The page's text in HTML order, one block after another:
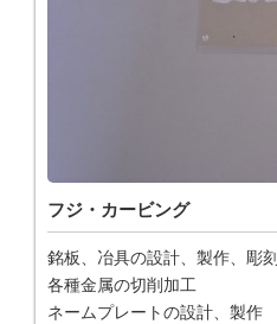
フジ・カービング
銘板、冶具の設計、製作、彫刻
各種金属の切削加工
ネームプレートの設計、製作